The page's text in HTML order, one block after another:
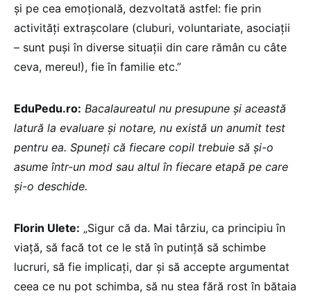
și pe cea emoțională, dezvoltată astfel: fie prin
activități extrașcolare (cluburi, voluntariate, asociații
– sunt puși în diverse situații din care rămân cu câte
ceva, mereu!), fie în familie etc.”
EduPedu.ro: Bacalaureatul nu presupune și această
latură la evaluare și notare, nu există un anumit test
pentru ea. Spuneți că fiecare copil trebuie să și-o
asume într-un mod sau altul în fiecare etapă pe care
și-o deschide.
Florin Ulete: „Sigur că da. Mai târziu, ca principiu în
viață, să facă tot ce le stă în putință să schimbe
lucruri, să fie implicați, dar și să accepte argumentat
ceea ce nu pot schimba, să nu stea fără rost în bătaia